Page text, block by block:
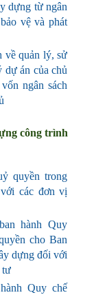
dựng từ ngân
vệ và phát
về quản lý, sử
dự án của chủ
ngân sách
công trình
quyền trong
các đơn vị
hành Quy
cho Ban
dựng đối với
tư
Quy chế